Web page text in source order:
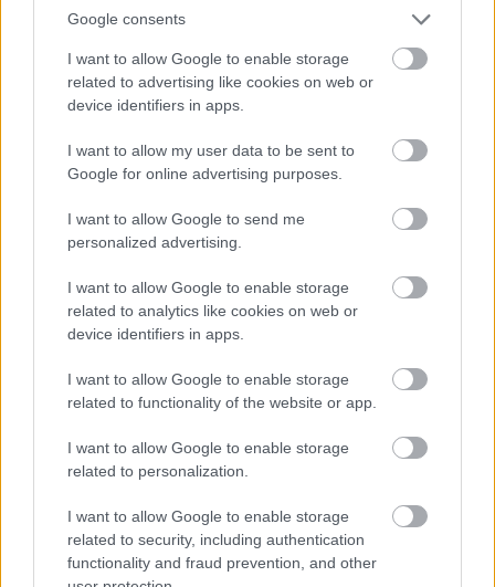
Google consents
I want to allow Google to enable storage
related to advertising like cookies on web or
device identifiers in apps.
I want to allow my user data to be sent to
Google for online advertising purposes.
I want to allow Google to send me
personalized advertising.
I want to allow Google to enable storage
related to analytics like cookies on web or
device identifiers in apps.
I want to allow Google to enable storage
related to functionality of the website or app.
I want to allow Google to enable storage
related to personalization.
I want to allow Google to enable storage
related to security, including authentication
functionality and fraud prevention, and other